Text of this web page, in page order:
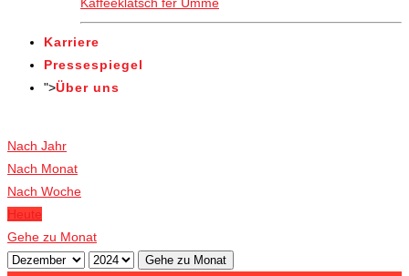
Karriere
Pressespiegel
">Über uns
Nach Jahr
Nach Monat
Nach Woche
Heute
Gehe zu Monat
Gehe zu Monat